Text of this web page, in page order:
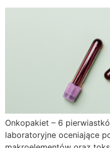
Onkopakiet – 6
laboratoryjne oceniające